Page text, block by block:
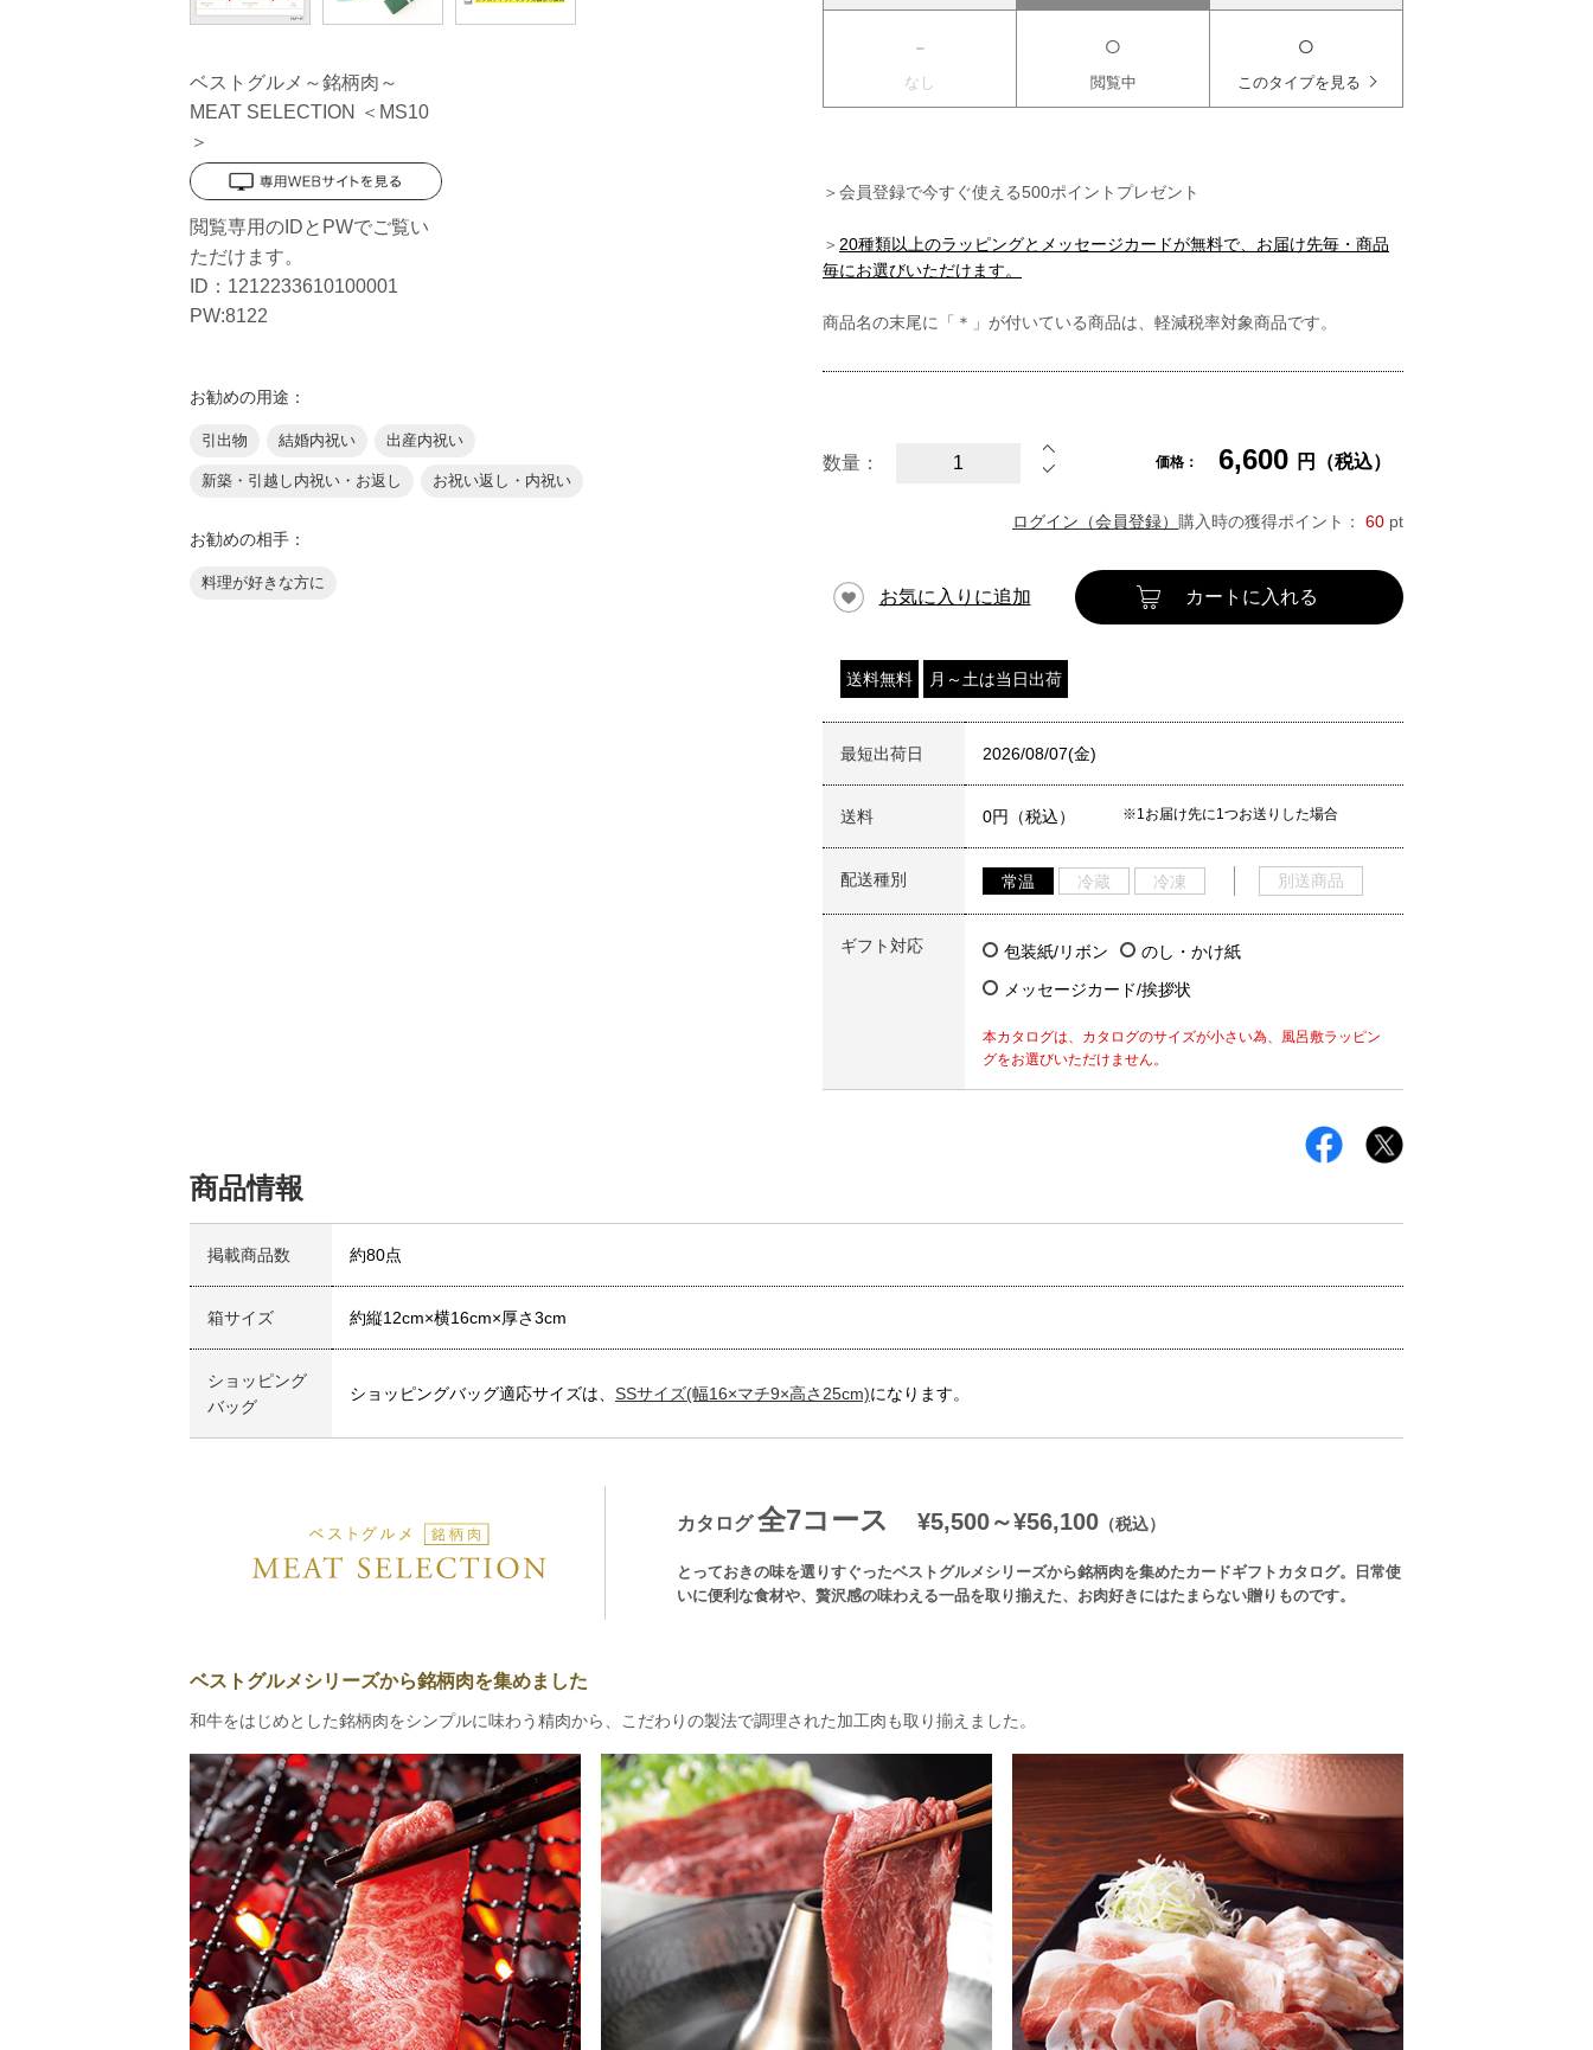
ベストグルメ～銘柄肉～
MEAT SELECTION ＜MS10
＞
閲覧専用のIDとPWでご覧い
ただけます。
ID：1212233610100001
PW:8122
お勧めの用途：
引出物 結婚内祝い 出産内祝い
新築・引越し内祝い・お返し お祝い返し・内祝い
お勧めの相手：
料理が好きな方に
-
なし
○
閲覧中
○
このタイプを見る
＞会員登録で今すぐ使える500ポイントプレゼント
＞ 20種類以上のラッピングとメッセージカードが無料で、お届け先毎・商品
毎にお選びいただけます。
商品名の末尾に「＊」が付いている商品は、軽減税率対象商品です。
数量： 価格： 6,600 円（税込）
ログイン（会員登録） 購入時の獲得ポイント： 60 pt
お気に入りに追加 カートに入れる
送料無料 月～土は当日出荷
最短出荷日 2026/08/07(金)
送料 0円（税込） ※1お届け先に1つお送りした場合
配送種別 常温 冷蔵 冷凍 別送商品
ギフト対応 包装紙/リボン
のし・かけ紙
メッセージカード/挨拶状
本カタログは、カタログのサイズが小さい為、風呂敷ラッピン
グをお選びいただけません。
商品情報
掲載商品数 約80点
箱サイズ 約縦12cm×横16cm×厚さ3cm
ショッピング
バッグ
ショッピングバッグ適応サイズは、 SSサイズ(幅16×マチ9×高さ25cm)になります。
カタログ 全7コース ¥5,500～¥56,100（税込）
とっておきの味を選りすぐったベストグルメシリーズから銘柄肉を集めたカードギフトカタログ。日常使
いに便利な食材や、贅沢感の味わえる一品を取り揃えた、お肉好きにはたまらない贈りものです。
ベストグルメシリーズから銘柄肉を集めました
和牛をはじめとした銘柄肉をシンプルに味わう精肉から、こだわりの製法で調理された加工肉も取り揃えました。